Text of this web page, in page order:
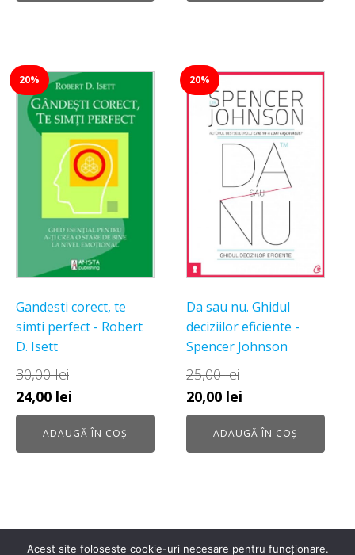
20%
Gandesti corect, te
simti perfect - Robert
D. Isett
30,00lei
Prețul
inițial
24,00 lei
curent
este:
ADAUGĂ ÎN COȘ
20%
Da sau nu. Ghidul
deciziilor eficiente -
Spencer Johnson
25,00lei
Prețul
inițial
20,00 lei
curent
este:
ADAUGĂ ÎN COȘ
Acest site foloseste cookie-uri necesare pentru funcționare.